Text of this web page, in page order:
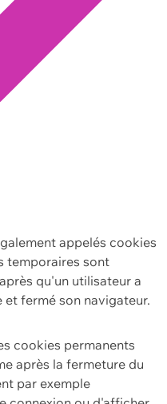
appelés cookies
temporaires sont
qu'un utilisateur a
fermé son navigateur.
cookies permanents
après la fermeture du
par exemple